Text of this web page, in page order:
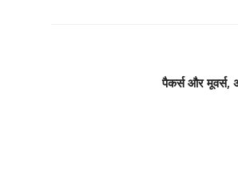
पैकर्स और मूवर्स,